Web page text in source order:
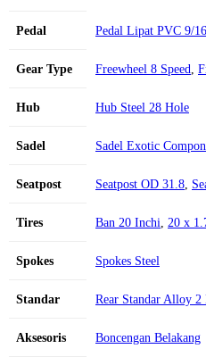
Pedal Pedal Lipat PVC 9/
Gear Type Freewheel 8 Speed
Hub Hub Steel 28 Hole
Sadel Sadel Exotic
Seatpost Seatpost OD 31.8
Tires Ban 20 Inchi 20 x
Spokes Spokes Steel
Standar Rear Standar Alloy 2
Aksesoris Boncengan Belakang